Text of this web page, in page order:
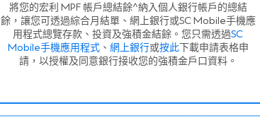
將您的宏利 MPF 帳戶總結餘^納入個人銀行帳戶的總結
餘，讓您可透過綜合月結單、網上銀行或SC Mobile手機應
用程式總覽存款、投資及強積金結餘。您只需透過SC
Mobile手機應用程式、 網上銀行或按此下載申請表格申
請，以授權及同意銀行接收您的強積金戶口資料。